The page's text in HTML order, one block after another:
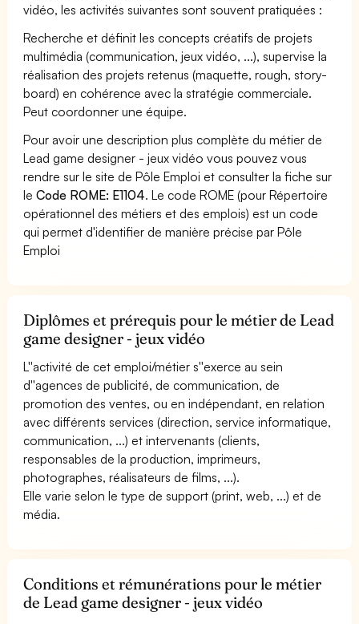
vidéo, les activités suivantes sont souvent pratiquées :
Recherche et définit les concepts créatifs de projets
multimédia (communication, jeux vidéo, ...), supervise la
réalisation des projets retenus (maquette, rough, story-
board) en cohérence avec la stratégie commerciale.
Peut coordonner une équipe.
Pour avoir une description plus complète du métier de
Lead game designer - jeux vidéo vous pouvez vous
rendre sur le site de Pôle Emploi et consulter la fiche sur
leCode ROME: E1104. Le code ROME (pour Répertoire
opérationnel des métiers et des emplois) est un code
qui permet d'identifier de manière précise par Pôle
Emploi
Diplômes et prérequis pour le métier de Lead
game designer - jeux vidéo
L''activité de cet emploi/métier s''exerce au sein
d''agences de publicité, de communication, de
promotion des ventes, ou en indépendant, en relation
avec différents services (direction, service informatique,
communication, ...) et intervenants (clients,
responsables de la production, imprimeurs,
photographes, réalisateurs de films, ...).
Elle varie selon le type de support (print, web, ...) et de
média.
Conditions et rémunérations pour le métier
de Lead game designer - jeux vidéo